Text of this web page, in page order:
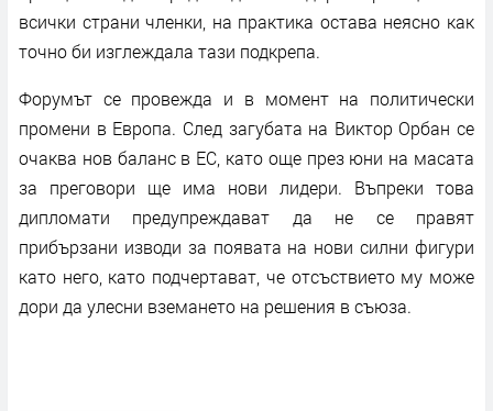
всички страни членки, на практика остава неясно как
точно би изглеждала тази подкрепа.
Форумът се провежда и в момент на политически
промени в Европа. След загубата на Виктор Орбан се
очаква нов баланс в ЕС, като още през юни на масата
за преговори ще има нови лидери. Въпреки това
дипломати предупреждават да не се правят
прибързани изводи за появата на нови силни фигури
като него, като подчертават, че отсъствието му може
дори да улесни вземането на решения в съюза.